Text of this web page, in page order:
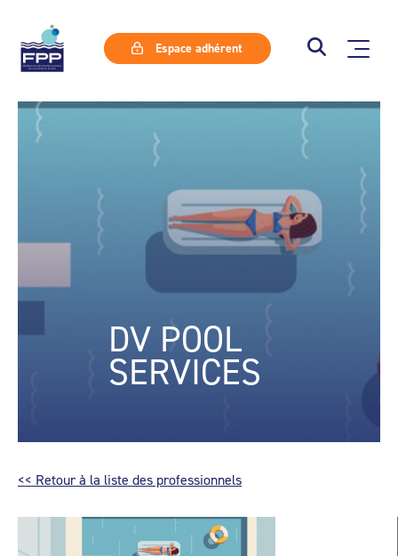
Espace adhérent
DV POOL
SERVICES
<< Retour à la liste des professionnels